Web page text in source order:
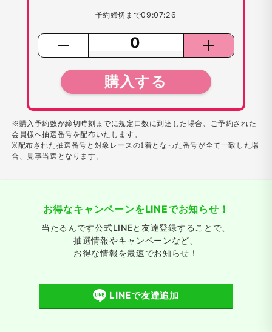
予約締切まで09:07:26
購入する
※購入予約数が締切時刻までに規定口数に到達した場合、ご予約された
会員様へ抽選番号を配布いたします。
※配布された抽選番号と対象レースの1着となった番号が全て一致した場
合、見事当選となります。
お得なキャンペーンをLINEでお知らせ！
当たるんです公式LINEと友達登録することで、
抽選情報やキャンペーンなど、
お得な情報を最速でお知らせ！
LINEで友達追加